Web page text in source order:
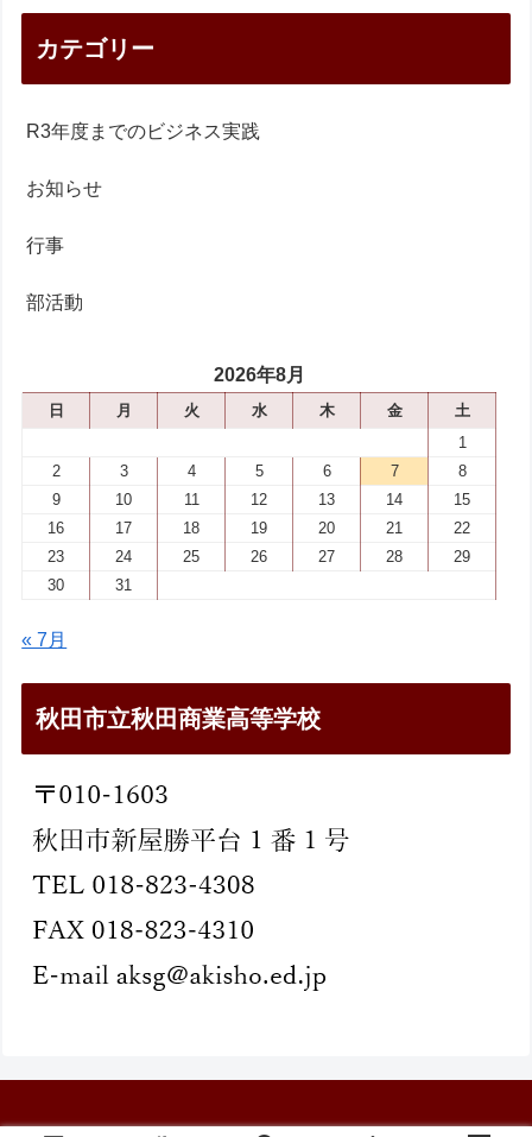
カテゴリー
R3年度までのビジネス実践
お知らせ
行事
部活動
2026年8月
日 月 火 水 木 金
土
1
2
3 4 5 6 7
8
9
10 11 12 13 14
15
16
17 18 19 20 21
22
23
24 25 26 27 28
29
30
31
« 7月
秋田市立秋田商業高等学校